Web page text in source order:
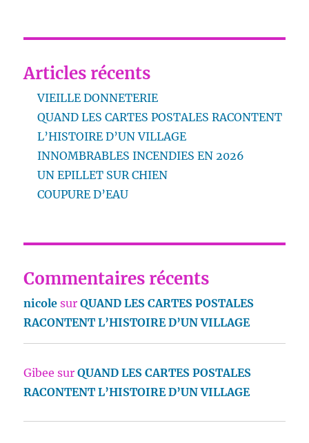
Articles récents
VIEILLE DONNETERIE
QUAND LES CARTES POSTALES RACONTENT
L’HISTOIRE D’UN VILLAGE
INNOMBRABLES INCENDIES EN 2026
UN EPILLET SUR CHIEN
COUPURE D’EAU
Commentaires récents
nicole surQUAND LES CARTES POSTALES
RACONTENT L’HISTOIRE D’UN VILLAGE
Gibee surQUAND LES CARTES POSTALES
RACONTENT L’HISTOIRE D’UN VILLAGE